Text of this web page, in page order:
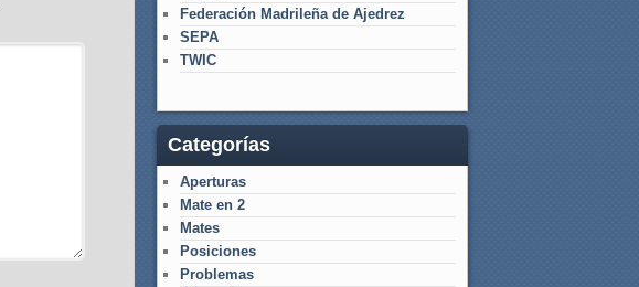
Federación Madrileña de Ajedrez
SEPA
TWIC
Categorías
Aperturas
Mate en 2
Mates
Posiciones
Problemas